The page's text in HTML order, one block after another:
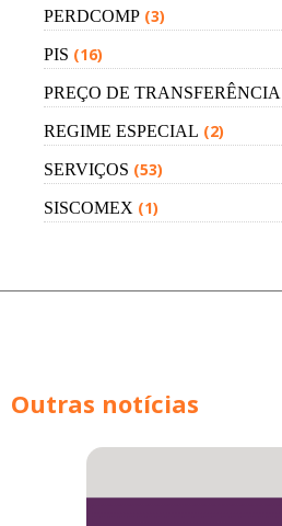
PERDCOMP (3)
PIS (16)
PREÇO DE TRANSFERÊNCIA
REGIME ESPECIAL (2)
SERVIÇOS (53)
SISCOMEX (1)
Outras notícias